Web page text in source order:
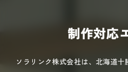
制作対応
ソラリンク株式会社は、北海道